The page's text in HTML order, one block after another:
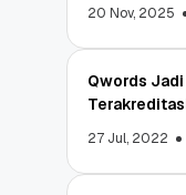
20 Nov, 2025
Qwords
Terakreditasi
27 Jul, 2022